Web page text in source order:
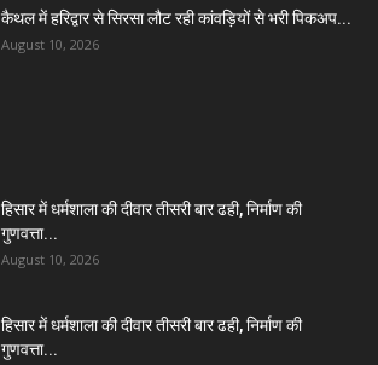
कैथल में हरिद्वार से सिरसा लौट रही कांवड़ियों से भरी पिकअप...
August 10, 2026
हिसार में धर्मशाला की दीवार तीसरी बार ढही, निर्माण की
गुणवत्ता...
August 10, 2026
हिसार में धर्मशाला की दीवार तीसरी बार ढही, निर्माण की
गुणवत्ता...